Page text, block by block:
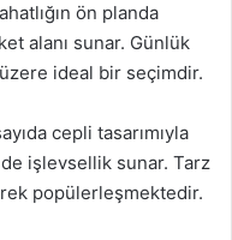
ön planda
alanı sunar. Günlük
ideal bir seçimdir.
cepli tasarımıyla
işlevsellik sunar. Tarz
popülerleşmektedir.